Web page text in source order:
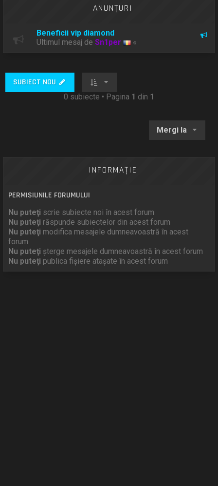
ANUNŢURI
Beneficii vip diamond
Ultimul mesaj deSn1per «
SUBIECT NOU
0 subiecte • Pagina 1 din 1
Mergi la
INFORMAŢIE
PERMISIUNILE FORUMULUI
Nu puteţi scrie subiecte noi în acest forum
Nu puteţi răspunde subiectelor din acest forum
Nu puteţi modifica mesajele dumneavoastră în acest
forum
Nu puteţi şterge mesajele dumneavoastră în acest forum
Nu puteţi publica fişiere ataşate în acest forum